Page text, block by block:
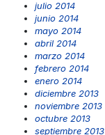
julio 2014
junio 2014
mayo 2014
abril 2014
marzo 2014
febrero 2014
enero 2014
diciembre 2013
noviembre 2013
octubre 2013
septiembre 2013